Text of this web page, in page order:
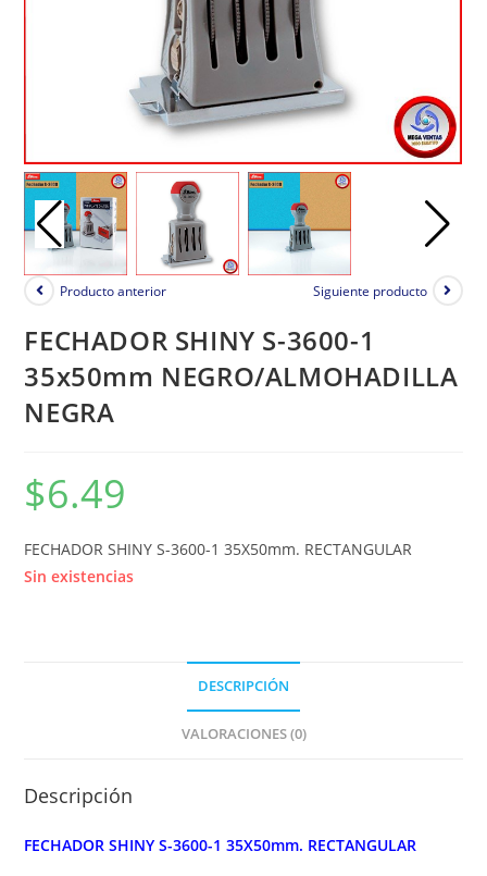
Producto anterior Siguiente producto
FECHADOR SHINY S-3600-1
35x50mm NEGRO/ALMOHADILLA
NEGRA
$6.49
FECHADOR SHINY S-3600-1 35X50mm. RECTANGULAR
Sin existencias
DESCRIPCIÓN
VALORACIONES (0)
Descripción
FECHADOR SHINY S-3600-1 35X50mm. RECTANGULAR